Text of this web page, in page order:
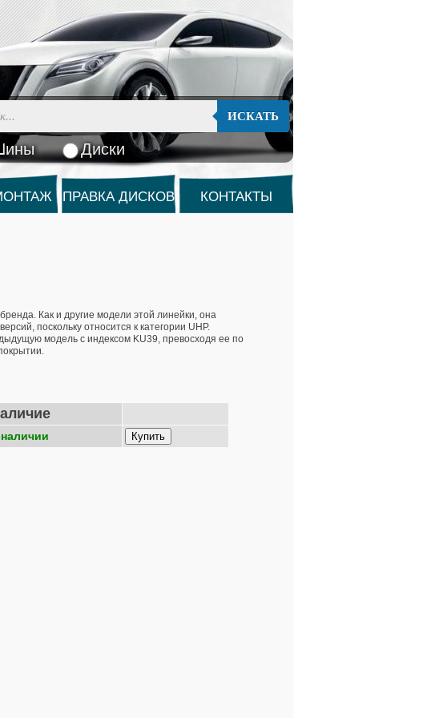
ИСКАТЬ
Диски
ПРАВКА ДИСКОВ КОНТАКТЫ
Как и другие модели этой линейки, она
поскольку относится к категории UHP.
модель с индексом KU39, превосходя ее по